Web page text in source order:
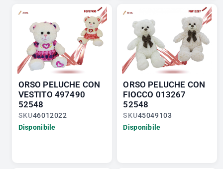
ORSO PELUCHE CON
VESTITO 497490
52548
SKU46012022
Disponibile
ORSO PELUCHE CON
FIOCCO 013267
52548
SKU45049103
Disponibile